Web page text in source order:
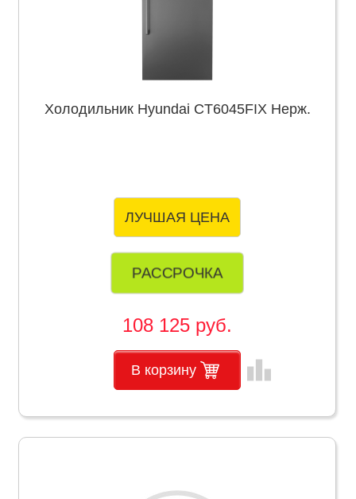
Холодильник Hyundai CT6045FIX Нерж.
ЛУЧШАЯ ЦЕНА
РАССРОЧКА
108 125 руб.
В корзину leaderboard